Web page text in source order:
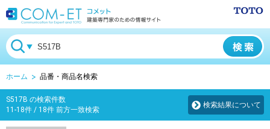
ホーム 品番・商品名検索
S517B の検索件数
11-18件 / 18件 前方一致検索
検索結果について